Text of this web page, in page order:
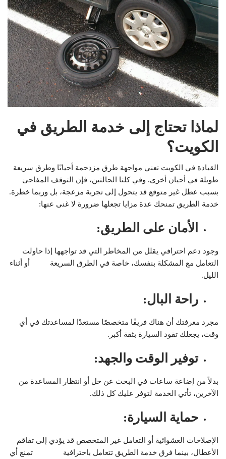
لماذا تحتاج إلى خدمة الطريق في
الكويت؟
القيادة في الكويت تعني مواجهة طرق مزدحمة أحيانًا وطرق سريعة
طويلة في أحيان أخرى. وفي كلتا الحالتين، فإن التوقف المفاجئ
بسبب عطل غير متوقع قد يتحول إلى تجربة مزعجة، بل وربما خطرة.
خدمة الطريق تمنحك عدة مزايا تجعلها ضرورة لا غنى عنها:
الأمان على الطريق:
وجود دعم احترافي يقلل من المخاطر التي قد تواجهها إذا حاولت
التعامل مع المشكلة بنفسك، خاصة في الطرق السريعة أو أثناء
الليل.
راحة البال:
مجرد معرفتك أن هناك فريقًا متخصصًا مستعدًا لمساعدتك في أي
وقت، يجعلك تقود السيارة بثقة أكبر.
توفير الوقت والجهد:
بدلاً من إضاعة ساعات في البحث عن حل أو انتظار المساعدة من
الآخرين، تأتي الخدمة لتوفر عليك كل ذلك.
حماية السيارة:
الإصلاحات العشوائية أو التعامل غير المتخصص قد يؤدي إلى تفاقم
الأعطال، بينما فرق خدمة الطريق تتعامل باحترافية تمنع أي